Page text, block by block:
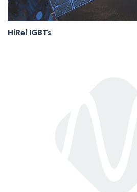
HiRel IGBTs